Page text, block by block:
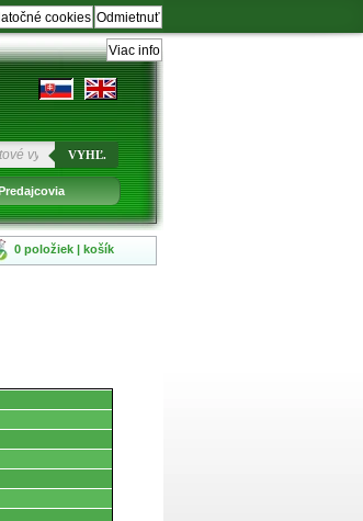
Odmietnuť
cookies
Viac info
VYHĽ.
0 položiek | košík